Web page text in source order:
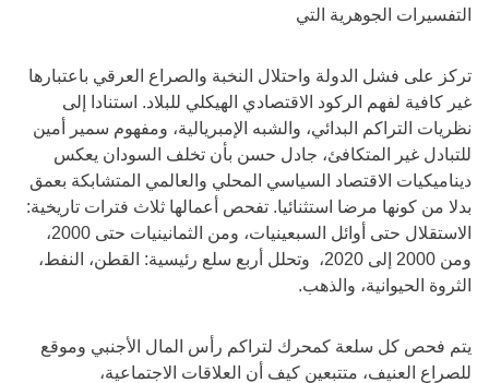
التفسيرات الجوهرية التي
تركز على فشل الدولة واحتلال النخبة والصراع العرقي باعتبارها
غير كافية لفهم الركود الاقتصادي الهيكلي للبلاد. استنادا إلى
نظريات التراكم البدائي، والشبه الإمبريالية، ومفهوم سمير أمين
للتبادل غير المتكافئ، جادل حسن بأن تخلف السودان يعكس
ديناميكيات الاقتصاد السياسي المحلي والعالمي المتشابكة بعمق
بدلا من كونها مرضا استثنائيا. تفحص أعمالها ثلاث فترات تاريخية:
الاستقلال حتى أوائل السبعينيات، ومن الثمانينيات حتى 2000،
ومن 2000 إلى 2020، وتحلل أربع سلع رئيسية: القطن، النفط،
الثروة الحيوانية، والذهب.
يتم فحص كل سلعة كمحرك لتراكم رأس المال الأجنبي وموقع
للصراع العنيف، متتبعين كيف أن العلاقات الاجتماعية،